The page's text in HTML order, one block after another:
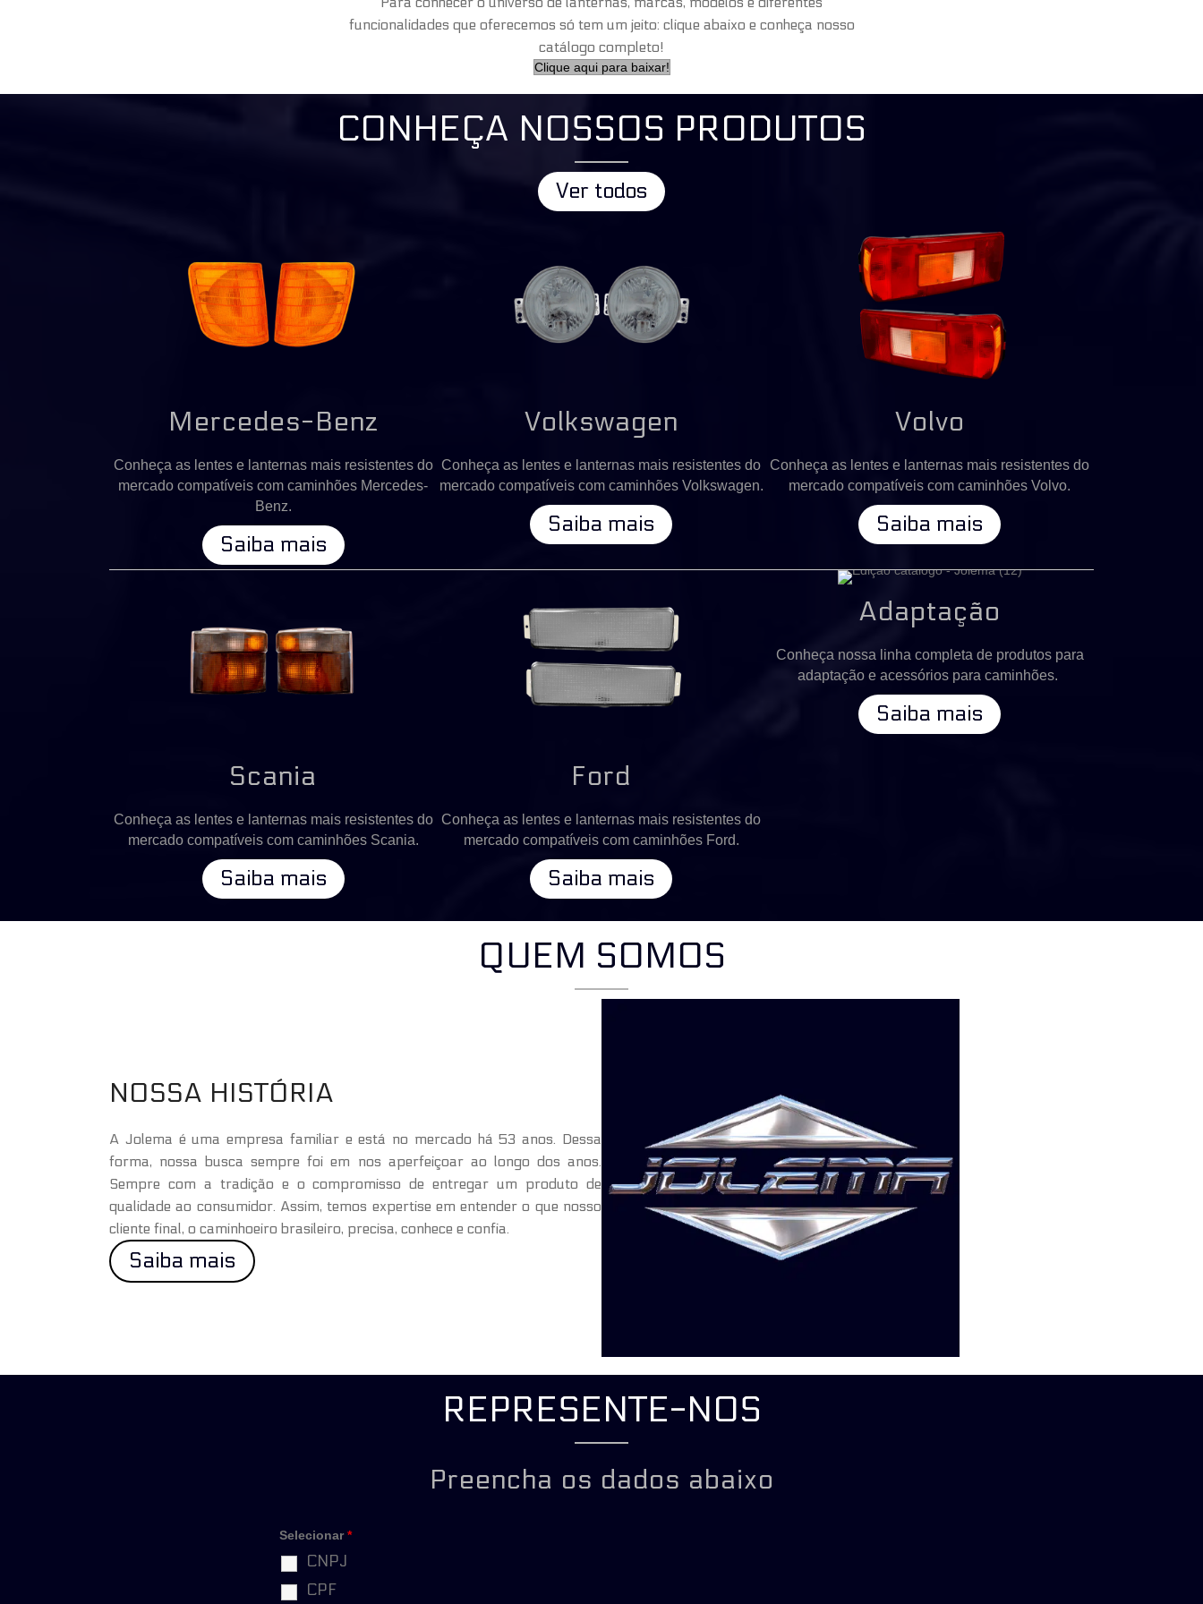
funcionalidades que oferecemos só tem um jeito: clique abaixo e conheça nosso
catálogo completo!
Clique aqui para baixar!
CONHEÇA NOSSOS PRODUTOS
Ver todos
Mercedes-Benz
Conheça as lentes e lanternas mais resistentes do
mercado compatíveis com caminhões Mercedes-
Benz.
Saiba mais
Volkswagen
Conheça as lentes e lanternas mais resistentes do
mercado compatíveis com caminhões Volkswagen.
Saiba mais
Volvo
Conheça as lentes e lanternas mais resistentes do
mercado compatíveis com caminhões Volvo.
Saiba mais
Scania
Conheça as lentes e lanternas mais resistentes do
mercado compatíveis com caminhões Scania.
Saiba mais
Ford
Conheça as lentes e lanternas mais resistentes do
mercado compatíveis com caminhões Ford.
Saiba mais
Adaptação
Conheça nossa linha completa de produtos para
adaptação e acessórios para caminhões.
Saiba mais
QUEM SOMOS
NOSSA HISTÓRIA
A Jolema é uma empresa familiar e está no mercado há 53 anos. Dessa
forma, nossa busca sempre foi em nos aperfeiçoar ao longo dos anos.
Sempre com a tradição e o compromisso de entregar um produto de
qualidade ao consumidor. Assim, temos expertise em entender o que nosso
cliente final, o caminhoeiro brasileiro, precisa, conhece e confia.
Saiba mais
REPRESENTE-NOS
Preencha os dados abaixo
Selecionar*
CNPJ
CPF